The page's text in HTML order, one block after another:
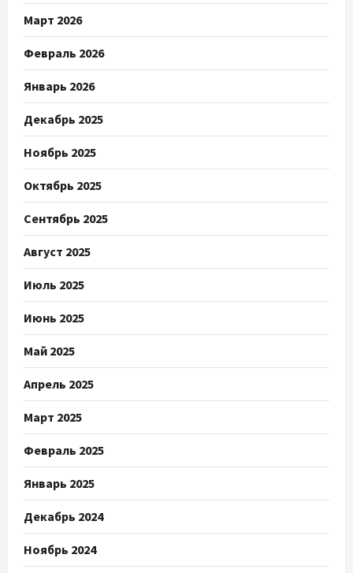
Март 2026
Февраль 2026
Январь 2026
Декабрь 2025
Ноябрь 2025
Октябрь 2025
Сентябрь 2025
Август 2025
Июль 2025
Июнь 2025
Май 2025
Апрель 2025
Март 2025
Февраль 2025
Январь 2025
Декабрь 2024
Ноябрь 2024